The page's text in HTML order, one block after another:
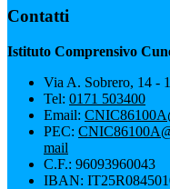
Contatti
Istituto Comprensivo
Via A. Sobrero, 14 -
Tel: 0171 503400
Email:
PEC:
mail
C.F.: 96093960043
IBAN: